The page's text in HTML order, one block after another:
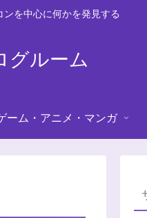
を中心に何かを発見する
グルーム
ーム・アニメ・マンガ